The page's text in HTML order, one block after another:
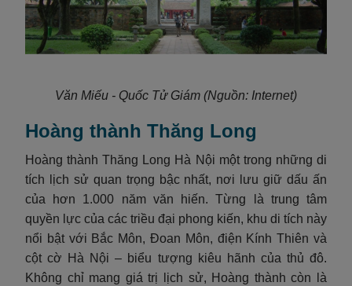
Văn Miếu - Quốc Tử Giám (Nguồn: Internet)
Hoàng thành Thăng Long
Hoàng thành Thăng Long Hà Nội một trong những di
tích lịch sử quan trọng bậc nhất, nơi lưu giữ dấu ấn
của hơn 1.000 năm văn hiến. Từng là trung tâm
quyền lực của các triều đại phong kiến, khu di tích này
nổi bật với Bắc Môn, Đoan Môn, điện Kính Thiên và
cột cờ Hà Nội – biểu tượng kiêu hãnh của thủ đô.
Không chỉ mang giá trị lịch sử, Hoàng thành còn là